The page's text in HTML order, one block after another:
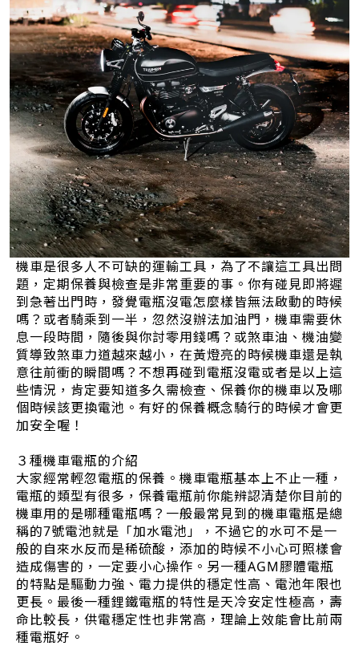
機車是很多人不可缺的運輸工具，為了不讓這工具出問
題，定期保養與檢查是非常重要的事。你有碰見即將遲
到急著出門時，發覺電瓶沒電怎麼樣皆無法啟動的時候
嗎？或者騎乘到一半，忽然沒辦法加油門，機車需要休
息一段時間，隨後與你討零用錢嗎？或煞車油、機油變
質導致煞車力道越來越小，在黃燈亮的時候機車還是執
意往前衝的瞬間嗎？不想再碰到電瓶沒電或者是以上這
些情況，肯定要知道多久需檢查、保養你的機車以及哪
個時候該更換電池。有好的保養概念騎行的時候才會更
加安全喔！
３種機車電瓶的介紹
大家經常輕忽電瓶的保養。機車電瓶基本上不止一種，
電瓶的類型有很多，保養電瓶前你能辨認清楚你目前的
機車用的是哪種電瓶嗎？一般最常見到的機車電瓶是總
稱的7號電池就是「加水電池」，不過它的水可不是一
般的自來水反而是稀硫酸，添加的時候不小心可照樣會
造成傷害的，一定要小心操作。另一種AGM膠體電瓶
的特點是驅動力強、電力提供的穩定性高、電池年限也
更長。最後一種鋰鐵電瓶的特性是天冷安定性極高，壽
命比較長，供電穩定性也非常高，理論上效能會比前兩
種電瓶好。